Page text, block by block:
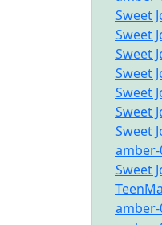
Sweet
Sweet
Sweet
Sweet
Sweet
Sweet
Sweet
amber-
Sweet
amber-